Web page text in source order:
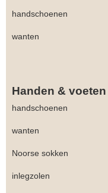
handschoenen
wanten
Handen & voeten
handschoenen
wanten
Noorse sokken
inlegzolen